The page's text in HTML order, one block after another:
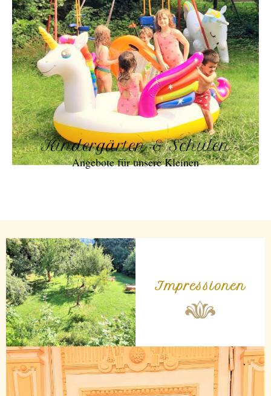
Kindergärten & Schulen
Angebote für unsere Kleinen
Impressionen